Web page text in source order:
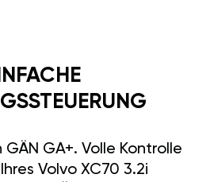
GA+. Volle Kontrolle
Volvo XC70 3.2i